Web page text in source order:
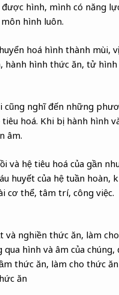
hình, mình có năng
hình luôn.
hoá hình thành mùi,
hành hình thức ăn, tử
cũng nghĩ đến những
tiêu hoá. Khi bị hành
âm.
và hệ tiêu hoá của gần
huyết của hệ tuần
cơ thể, tâm trí, công việc.
và nghiền thức ăn, làm
hình và âm của
thức ăn, làm cho thức
ăn